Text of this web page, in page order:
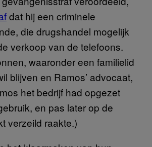
dat hij een criminele
die drugshandel mogelijk
verkoop van de telefoons.
waaronder een familielid
blijven en Ramos’ advocaat,
het bedrijf had opgezet
en pas later op de
verzeild raakte.)